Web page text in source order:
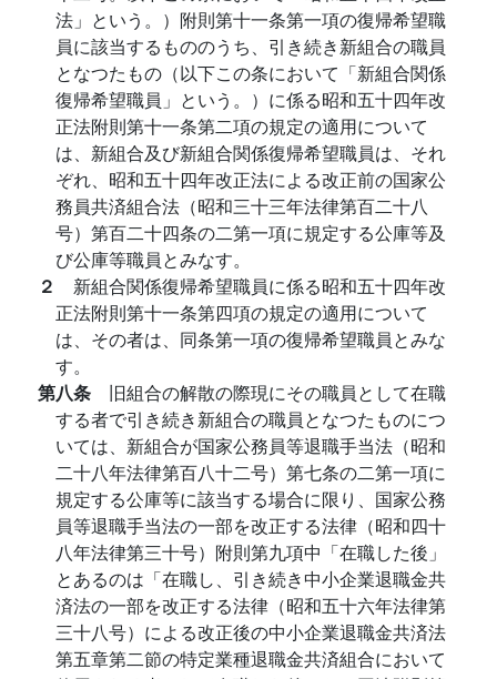
法」という。）附則第十一条第一項の復帰希望職
員に該当するもののうち、引き続き新組合の職員
となつたもの（以下この条において「新組合関係
復帰希望職員」という。）に係る昭和五十四年改
正法附則第十一条第二項の規定の適用について
は、新組合及び新組合関係復帰希望職員は、それ
ぞれ、昭和五十四年改正法による改正前の国家公
務員共済組合法（昭和三十三年法律第百二十八
号）第百二十四条の二第一項に規定する公庫等及
び公庫等職員とみなす。
２ 新組合関係復帰希望職員に係る昭和五十四年改
正法附則第十一条第四項の規定の適用について
は、その者は、同条第一項の復帰希望職員とみな
す。
第八条 旧組合の解散の際現にその職員として在職
する者で引き続き新組合の職員となつたものにつ
いては、新組合が国家公務員等退職手当法（昭和
二十八年法律第百八十二号）第七条の二第一項に
規定する公庫等に該当する場合に限り、国家公務
員等退職手当法の一部を改正する法律（昭和四十
八年法律第三十号）附則第九項中「在職した後」
とあるのは「在職し、引き続き中小企業退職金共
済法の一部を改正する法律（昭和五十六年法律第
三十八号）による改正後の中小企業退職金共済法
第五章第二節の特定業種退職金共済組合において